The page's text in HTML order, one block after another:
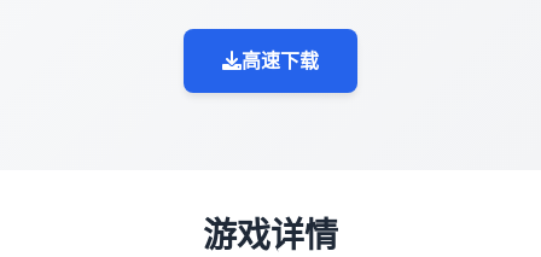
高速下载
游戏详情